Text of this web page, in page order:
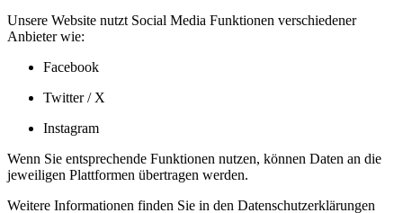
Unsere Website nutzt Social Media Funktionen verschiedener
Anbieter wie:
Facebook
Twitter / X
Instagram
Wenn Sie entsprechende Funktionen nutzen, können Daten an die
jeweiligen Plattformen übertragen werden.
Weitere Informationen finden Sie in den Datenschutzerklärungen